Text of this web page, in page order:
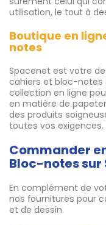
utilisation, le tout à
Boutique en
notes
Spacenet est votre
cahiers et bloc-notes
collection en ligne
en matière de
des produits
toutes vos exigences.
Commander
Bloc-notes sur
En complément de
nos fournitures pour
et de dessin.